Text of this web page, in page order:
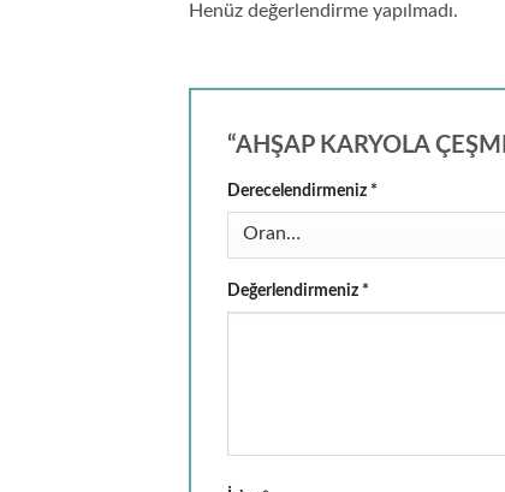
Henüz değerlendirme yapılmadı.
“AHŞAP KARYOLA
Derecelendirmeniz *
Değerlendirmeniz *